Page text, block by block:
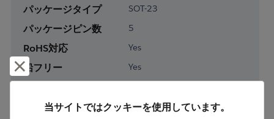
パッケージタイプ SOT-23
パッケージピン数 5
RoHS対応 Yes
鉛フリー Yes
梱包数 3000
却下して閉じる
当サイトではクッキーを使用しています。